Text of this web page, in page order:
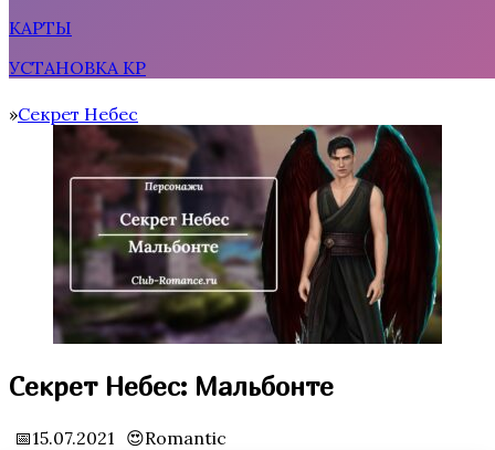
Водяная Лилия
КАРТЫ
УСТАНОВКА КР
Home
Секрет Небес
Секрет Небес: Мальбонте
📅15.07.2021 😍Romantic